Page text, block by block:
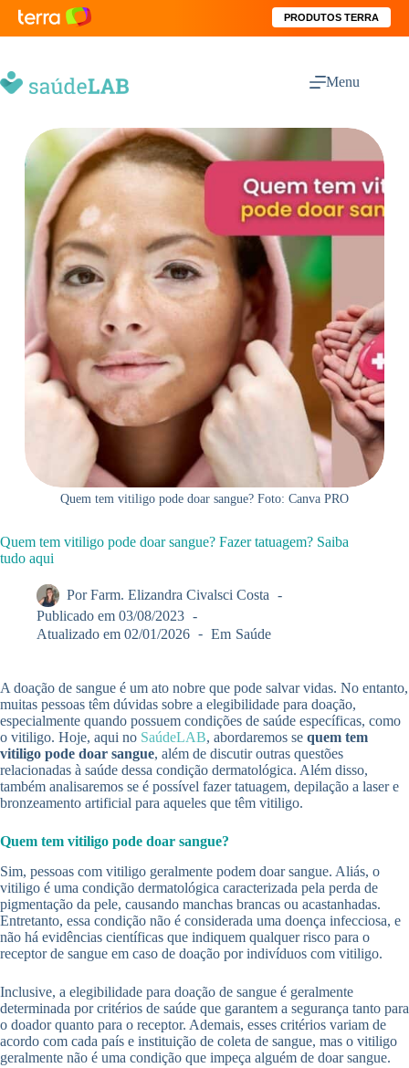
PRODUTOS TERRA
Menu
Quem tem vitiligo pode doar sangue? Foto: Canva PRO
Quem tem vitiligo pode doar sangue? Fazer tatuagem? Saiba
tudo aqui
Por Farm. Elizandra Civalsci Costa
Publicado em 03/08/2023
Atualizado em 02/01/2026 Em Saúde
A doação de sangue é um ato nobre que pode salvar vidas. No entanto,
muitas pessoas têm dúvidas sobre a elegibilidade para doação,
especialmente quando possuem condições de saúde específicas, como
o vitiligo. Hoje, aqui no SaúdeLAB, abordaremos se quem tem
vitiligo pode doar sangue, além de discutir outras questões
relacionadas à saúde dessa condição dermatológica. Além disso,
também analisaremos se é possível fazer tatuagem, depilação a laser e
bronzeamento artificial para aqueles que têm vitiligo.
Quem tem vitiligo pode doar sangue?
Sim, pessoas com vitiligo geralmente podem doar sangue. Aliás, o
vitiligo é uma condição dermatológica caracterizada pela perda de
pigmentação da pele, causando manchas brancas ou acastanhadas.
Entretanto, essa condição não é considerada uma doença infecciosa, e
não há evidências científicas que indiquem qualquer risco para o
receptor de sangue em caso de doação por indivíduos com vitiligo.
Inclusive, a elegibilidade para doação de sangue é geralmente
determinada por critérios de saúde que garantem a segurança tanto para
o doador quanto para o receptor. Ademais, esses critérios variam de
acordo com cada país e instituição de coleta de sangue, mas o vitiligo
geralmente não é uma condição que impeça alguém de doar sangue.